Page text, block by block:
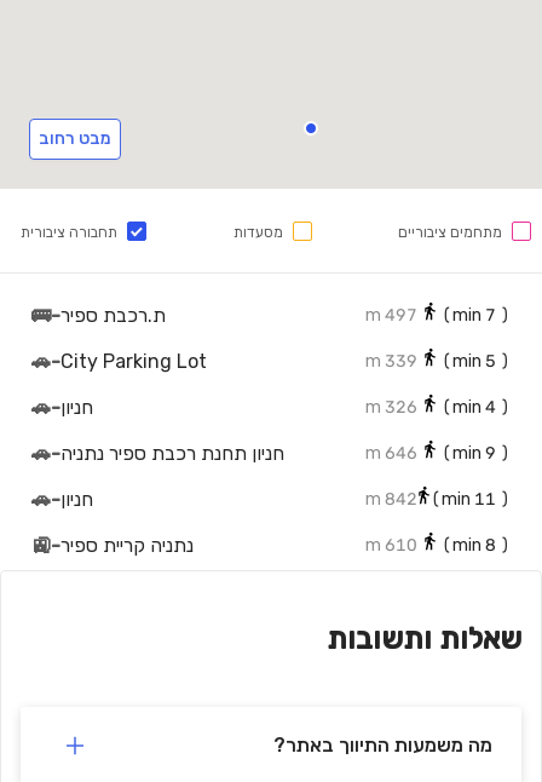
מבט רחוב
מתחמים ציבוריים מסעדות תחבורה ציבורית
(
7
497 m ת.רכבת ספיר-
🚌
(
5
339 m
City Parking Lot
-
🚗
(
4
326 m חניון-
🚗
(
9
646 m חניון תחנת רכבת ספיר נתניה-
🚗
(
11
842 m חניון-
🚗
(
8
610 m נתניה קריית ספיר-
🚉
שאלות ותשובות
מה משמעות התיווך באתר?